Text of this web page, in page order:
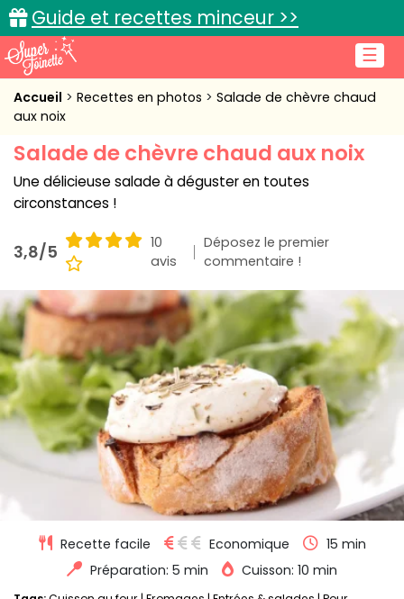
☰
Guide et recettes minceur >>
Accueil
Cuisine pratique
L'actu cuisine
Connexion
Accueil Recettes en photos
Salade de chèvre chaud
aux noix
Salade de chèvre chaud aux noix
Une délicieuse salade à déguster en toutes
circonstances !
3,8/5
10
avis
Déposez le premier
commentaire !
Recette facile Economique
15 min
Préparation: 5 min
Cuisson: 10 min